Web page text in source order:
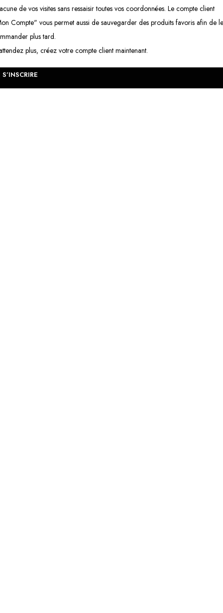
de vos visites sans ressaisir toutes vos coordonnées. Le compte client
Compte" vous permet aussi de sauvegarder des produits favoris afin de
plus tard.
plus, créez votre compte client maintenant.
S’INSCRIRE